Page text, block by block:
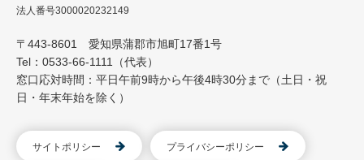
法人番号3000020232149
〒443-8601 愛知県蒲郡市旭町17番1号
Tel：0533-66-1111（代表）
窓口応対時間：平日午前9時から午後4時30分まで（土日・祝
日・年末年始を除く）
サイトポリシー プライバシーポリシー